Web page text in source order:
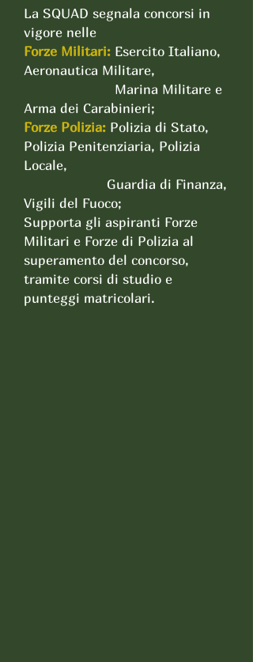
La SQUAD segnala concorsi in
vigore nelle
Forze Militari: Esercito Italiano,
Aeronautica Militare,
Marina Militare e
Arma dei Carabinieri;
Forze Polizia: Polizia di Stato,
Polizia Penitenziaria, Polizia
Locale,
Guardia di Finanza,
Vigili del Fuoco;
Supporta gli aspiranti Forze
Militari e Forze di Polizia al
superamento del concorso,
tramite corsi di studio e
punteggi matricolari.